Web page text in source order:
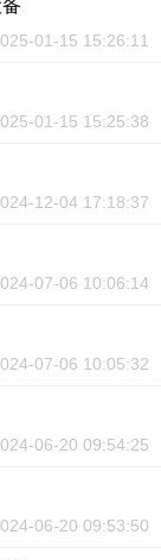
01-15 15:26:11
01-15 15:25:38
12-04 17:18:37
07-06 10:06:14
07-06 10:05:32
06-20 09:54:25
06-20 09:53:50